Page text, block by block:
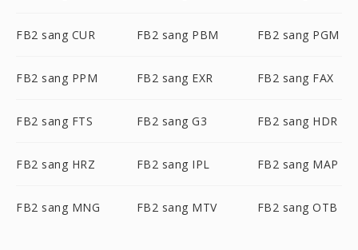
FB2 sang CUR FB2 sang PBM FB2 sang PGM
FB2 sang PPM FB2 sang EXR FB2 sang FAX
FB2 sang FTS FB2 sang G3 FB2 sang HDR
FB2 sang HRZ FB2 sang IPL FB2 sang MAP
FB2 sang MNG FB2 sang MTV FB2 sang OTB